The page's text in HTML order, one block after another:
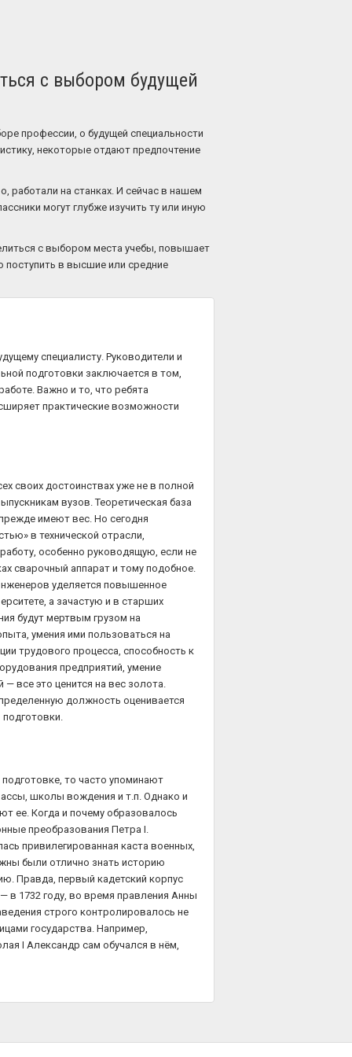
с выбором будущей
профессии, о будущей специальности
некоторые отдают предпочтение
работали на станках. И сейчас в нашем
могут глубже изучить ту или иную
с выбором места учебы, повышает
поступить в высшие или средние
специалисту. Руководители и
подготовки заключается в том,
Важно и то, что ребята
практические возможности
своих достоинствах уже не в полной
вузов. Теоретическая база
имеют вес. Но сегодня
в технической отрасли,
особенно руководящую, если не
сварочный аппарат и тому подобное.
уделяется повышенное
а зачастую и в старших
будут мертвым грузом на
умения ими пользоваться на
трудового процесса, способность к
предприятий, умение
все это ценится на вес золота.
должность оценивается
то часто упоминают
школы вождения и т.п. Однако и
ее. Когда и почему образовалось
преобразования Петра I.
привилегированная каста военных,
были отлично знать историю
Правда, первый кадетский корпус
в 1732 году, во время правления Анны
строго контролировалось не
государства. Например,
I Александр сам обучался в нём,